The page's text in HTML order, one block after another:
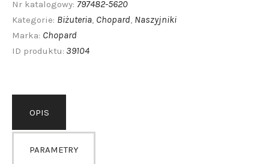
Nr katalogowy: 797482-5620
Kategorie: Biżuteria, Chopard, Naszyjniki
Marka: Chopard
ID produktu: 39104
OPIS
PARAMETRY